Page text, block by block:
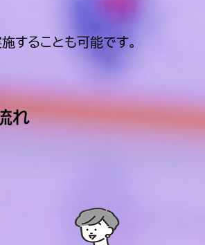
することも可能です。
れ